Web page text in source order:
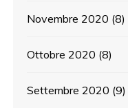
Novembre 2020 (8)
Ottobre 2020 (8)
Settembre 2020 (9)